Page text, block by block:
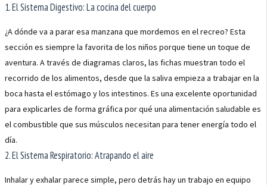
1. El Sistema Digestivo: La cocina del cuerpo
¿A dónde va a parar esa manzana que mordemos en el recreo? Esta
sección es siempre la favorita de los niños porque tiene un toque de
aventura. A través de diagramas claros, las fichas muestran todo el
recorrido de los alimentos, desde que la saliva empieza a trabajar en la
boca hasta el estómago y los intestinos. Es una excelente oportunidad
para explicarles de forma gráfica por qué una alimentación saludable es
el combustible que sus músculos necesitan para tener energía todo el
día.
2. El Sistema Respiratorio: Atrapando el aire
Inhalar y exhalar parece simple, pero detrás hay un trabajo en equipo